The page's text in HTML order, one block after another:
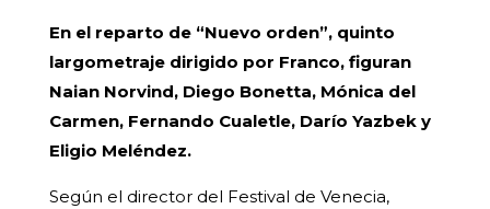
En el reparto de “Nuevo orden”, quinto
largometraje dirigido por Franco, figuran
Naian Norvind, Diego Bonetta, Mónica del
Carmen, Fernando Cualetle, Darío Yazbek y
Eligio Meléndez.
Según el director del Festival de Venecia,